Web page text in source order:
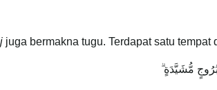
juga bermakna tugu. Terdapat satu tempat
بُرُوجٍ مُّشَيَّدَةٍ